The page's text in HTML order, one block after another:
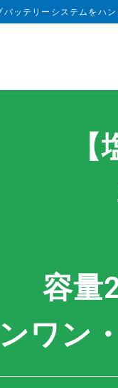
ッテリーシステムをハ
容量
ワン